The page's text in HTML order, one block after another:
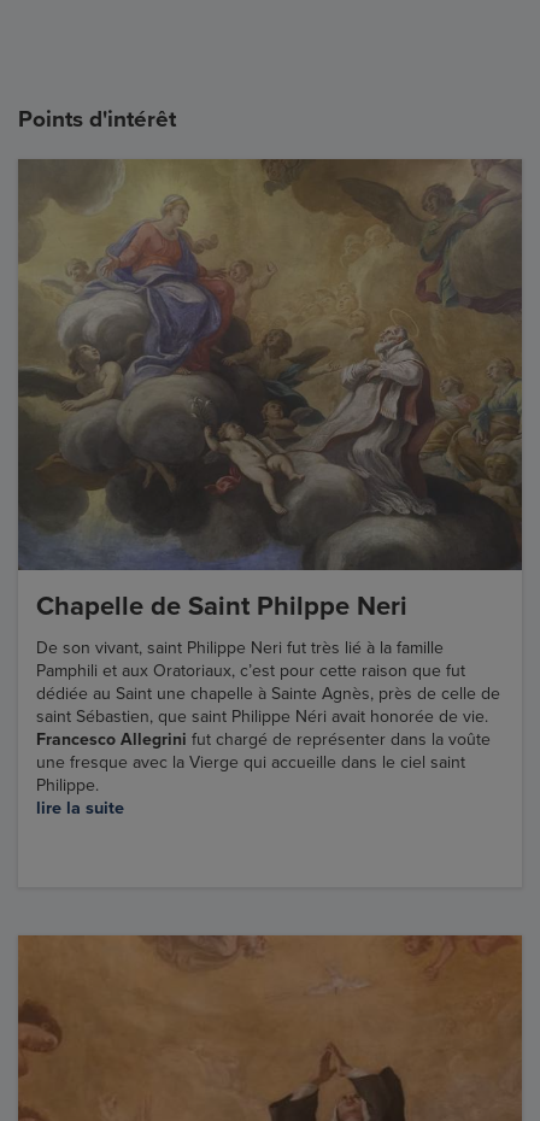
Points d'intérêt
Chapelle de Saint Philppe Neri
De son vivant, saint Philippe Neri fut très lié à la famille
Pamphili et aux Oratoriaux, c’est pour cette raison que fut
dédiée au Saint une chapelle à Sainte Agnès, près de celle de
saint Sébastien, que saint Philippe Néri avait honorée de vie.
Francesco Allegrini fut chargé de représenter dans la voûte
une fresque avec la Vierge qui accueille dans le ciel saint
Philippe.
lire la suite